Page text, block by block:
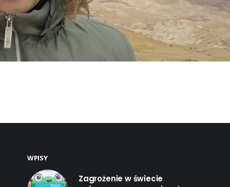
WPISY
Zagrożenie w świecie